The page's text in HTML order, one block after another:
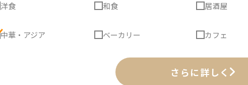
洋食 和食 居酒屋
中華・アジア ベーカリー カフェ
さらに詳しく